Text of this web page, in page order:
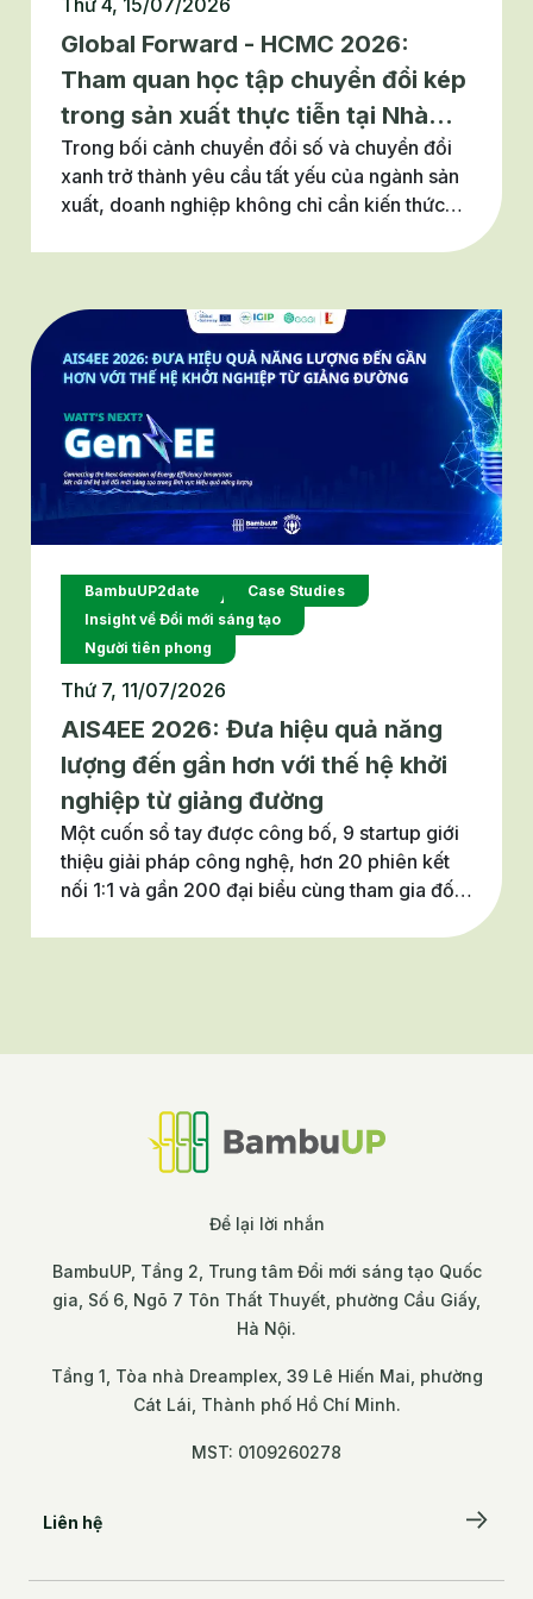
Global Forward - HCMC 2026:
Tham quan học tập chuyển đổi kép
trong sản xuất thực tiễn tại Nhà
máy Hồng Ký
Trong bối cảnh chuyển đổi số và chuyển đổi
xanh trở thành yêu cầu tất yếu của ngành sản
xuất, doanh nghiệp không chỉ cần kiến thức
Forward HCMC 2026 ra đời, không dừng lại ở
những buổi học tập lý thuyết, mà đưa doanh
nghiệp đến tận nơi một mô hình chuyển đổi
kép đã được kiểm chứng: Nhà máy Hồng Ký.
BambuUP2date
Case Studies
Insight về Đổi mới sáng tạo
Người tiên phong
Thứ 7, 11/07/2026
AIS4EE 2026: Đưa hiệu quả năng
lượng đến gần hơn với thế hệ khởi
nghiệp từ giảng đường
Một cuốn sổ tay được công bố, 9 startup giới
thiệu giải pháp công nghệ, hơn 20 phiên kết
nối 1:1 và gần 200 đại biểu cùng tham gia đối
Để lại lời nhắn
BambuUP, Tầng 2, Trung tâm Đổi mới sáng tạo Quốc
gia, Số 6, Ngõ 7 Tôn Thất Thuyết, phường Cầu Giấy,
Hà Nội.
Tầng 1, Tòa nhà Dreamplex, 39 Lê Hiến Mai, phường
Cát Lái, Thành phố Hồ Chí Minh.
MST: 0109260278
Liên hệ